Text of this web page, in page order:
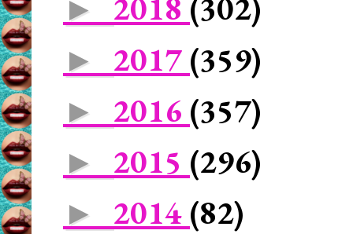
►
► 2017 (359)
► 2016 (357)
► 2015 (296)
► 2014 (82)